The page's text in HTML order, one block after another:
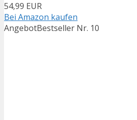
54,99 EUR
Bei Amazon kaufen
AngebotBestseller Nr. 10